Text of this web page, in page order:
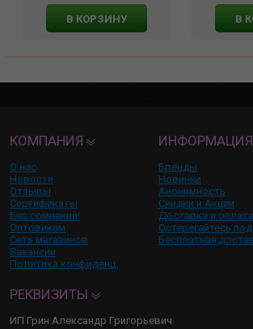
В КОРЗИНУ В
КОМПАНИЯ
О нас
Новости
Отзывы
Сертификаты
Без сомнений!
Оптовикам
Сеть магазинов
Вакансии
Политика конфиденц.
ИНФОРМАЦИЯ
Бренды
Новинки
Анонимность
Скидки и Акции
Доставка и оплата
Остерегайтесь
Бесплатная
РЕКВИЗИТЫ
ИП Грин Александр Григорьевич